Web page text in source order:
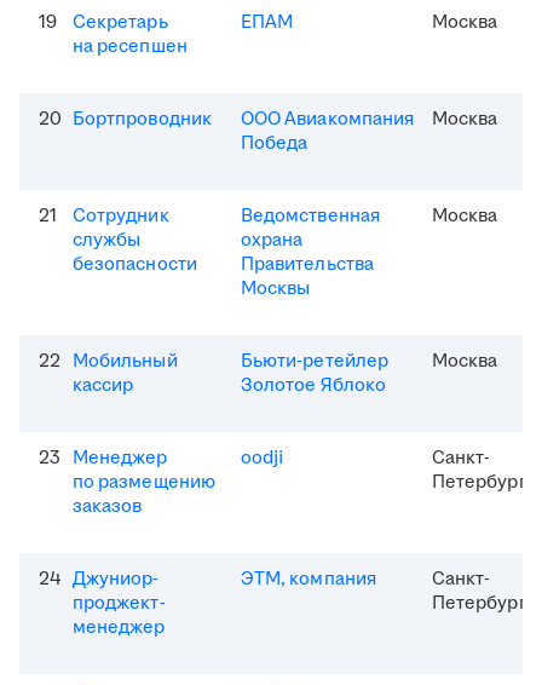
19
Секретарь
на ресепшен
ЕПАМ Москва
20 Бортпроводник
ООО Авиакомпания
Победа
Москва
21
Сотрудник
службы
безопасности
Ведомственная
охрана
Правительства
Москвы
Москва
22 Мобильный
кассир
Бьюти-ретейлер
Золотое Яблоко
Москва
23 Менеджер
по размещению
заказов
oodji
Санкт-
Петербург
24 Джуниор-
проджект-
менеджер
ЭТМ, компания
Санкт-
Петербург